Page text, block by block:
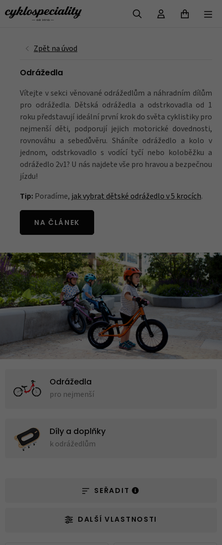
Odrážedla
Vítejte v sekci věnované odrážedlům a náhradním dílům
pro odrážedla. Dětská odrážedla a odstrkovadla od 1
roku představují ideální první krok do světa cyklistiky pro
nejmenší děti, podporují jejich motorické dovednosti,
rovnováhu a sebedůvěru. Sháníte odrážedlo a kolo v
jednom, odstrkovadlo s vodící tyčí nebo koloběžku a
odrážedlo 2v1? U nás najdete vše pro hravou a bezpečnou
jízdu!
Tip: Poradíme, jak vybrat dětské odrážedlo v 5 krocích.
NA ČLÁNEK
Odrážedla
pro nejmenší
Díly a doplňky
k odrážedlům
SEŘADIT
DALŠÍ VLASTNOSTI